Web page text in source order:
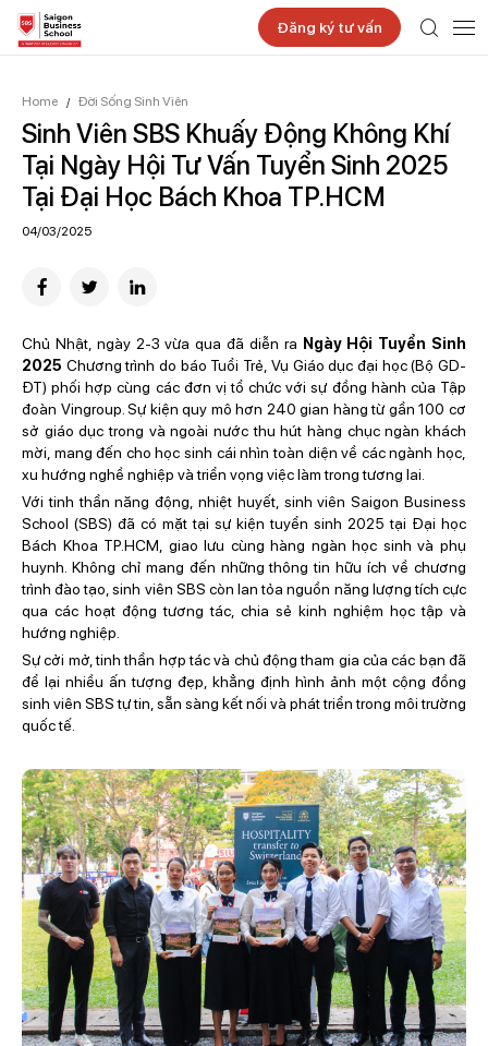
Đăng ký tư vấn
Home / Đời Sống Sinh Viên
Sinh Viên SBS Khuấy Động Không Khí
Tại Ngày Hội Tư Vấn Tuyển Sinh 2025
Tại Đại Học Bách Khoa TP.HCM
04/03/2025
Chủ Nhật, ngày 2-3 vừa qua đã diễn ra Ngày Hội Tuyển Sinh
2025 Chương trình do báo Tuổi Trẻ, Vụ Giáo dục đại học (Bộ GD-
ĐT) phối hợp cùng các đơn vị tổ chức với sự đồng hành của Tập
đoàn Vingroup. Sự kiện quy mô hơn 240 gian hàng từ gần 100 cơ
sở giáo dục trong và ngoài nước thu hút hàng chục ngàn khách
mời, mang đến cho học sinh cái nhìn toàn diện về các ngành học,
xu hướng nghề nghiệp và triển vọng việc làm trong tương lai.
Với tinh thần năng động, nhiệt huyết, sinh viên Saigon Business
School (SBS) đã có mặt tại sự kiện tuyển sinh 2025 tại Đại học
Bách Khoa TP.HCM, giao lưu cùng hàng ngàn học sinh và phụ
huynh. Không chỉ mang đến những thông tin hữu ích về chương
trình đào tạo, sinh viên SBS còn lan tỏa nguồn năng lượng tích cực
qua các hoạt động tương tác, chia sẻ kinh nghiệm học tập và
hướng nghiệp.
Sự cởi mở, tinh thần hợp tác và chủ động tham gia của các bạn đã
để lại nhiều ấn tượng đẹp, khẳng định hình ảnh một cộng đồng
sinh viên SBS tự tin, sẵn sàng kết nối và phát triển trong môi trường
quốc tế.